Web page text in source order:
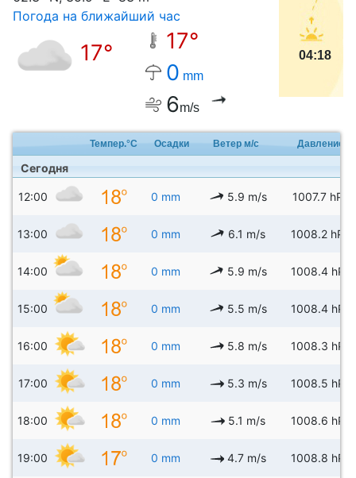
Погода на ближайший час
17°
17°
0 mm
6m/s
04:18
Темпер.°C Осадки Ветер м/с Давление
Сегодня
12:00 0 mm 5.9 m/s 1007.7 hPa
13:00 0 mm 6.1 m/s 1008.2 hPa
14:00 0 mm 5.9 m/s 1008.4 hPa
15:00 0 mm 5.5 m/s 1008.4 hPa
16:00 0 mm 5.8 m/s 1008.3 hPa
17:00 0 mm 5.3 m/s 1008.5 hPa
18:00 0 mm 5.1 m/s 1008.6 hPa
19:00 0 mm 4.7 m/s 1008.8 hPa